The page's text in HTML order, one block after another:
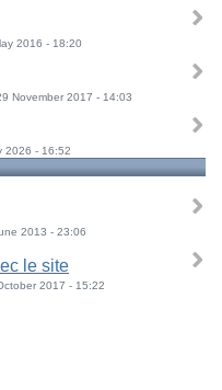
2016 - 18:20
November 2017 - 14:03
2026 - 16:52
2013 - 23:06
le site
2017 - 15:22